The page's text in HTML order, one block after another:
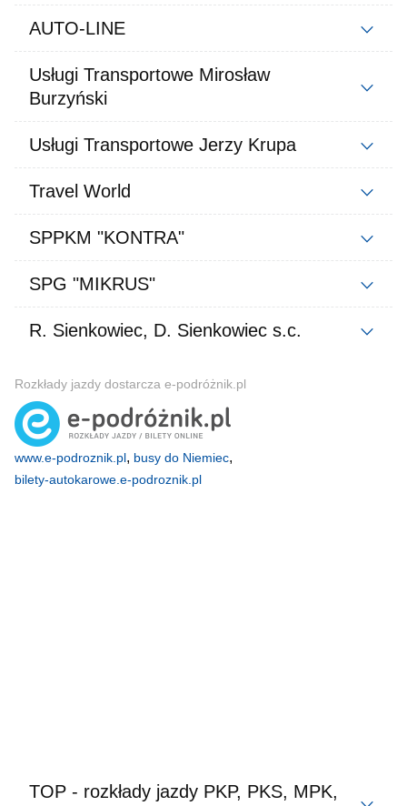
AUTO-LINE
Usługi Transportowe Mirosław
Burzyński
Usługi Transportowe Jerzy Krupa
Travel World
SPPKM "KONTRA"
SPG "MIKRUS"
R. Sienkowiec, D. Sienkowiec s.c.
Rozkłady jazdy dostarcza e-podróżnik.pl
www.e-podroznik.pl, busy do Niemiec,
bilety-autokarowe.e-podroznik.pl
TOP - rozkłady jazdy PKP, PKS, MPK,